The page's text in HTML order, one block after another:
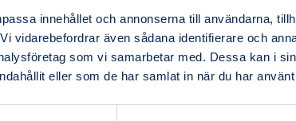
innehållet och annonserna till användarna,
vidarebefordrar även sådana identifierare och
som vi samarbetar med. Dessa kan i
eller som de har samlat in när du har